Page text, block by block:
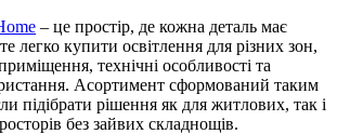
– це простір, де кожна деталь має
легко купити освітлення для різних зон,
технічні особливості та
Асортимент сформований таким
підібрати рішення як для житлових, так і
без зайвих складнощів.